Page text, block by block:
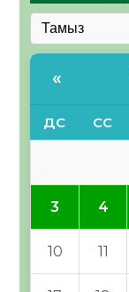
«
ДС СС
3 4
10 11